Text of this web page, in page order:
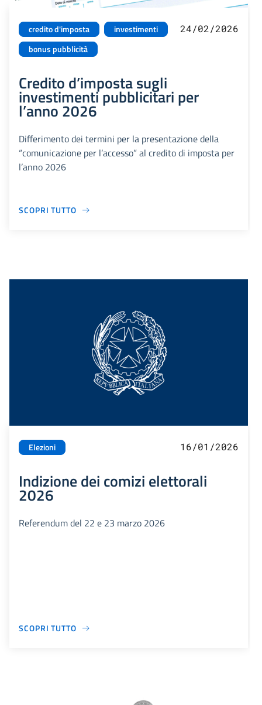
credito d'imposta
investimenti
bonus pubblicità
24/02/2026
Credito d’imposta sugli
investimenti pubblicitari per
l’anno 2026
Differimento dei termini per la presentazione della
“comunicazione per l’accesso” al credito di imposta per
l’anno 2026
SCOPRI TUTTO
Elezioni 16/01/2026
Indizione dei comizi elettorali
2026
Referendum del 22 e 23 marzo 2026
SCOPRI TUTTO